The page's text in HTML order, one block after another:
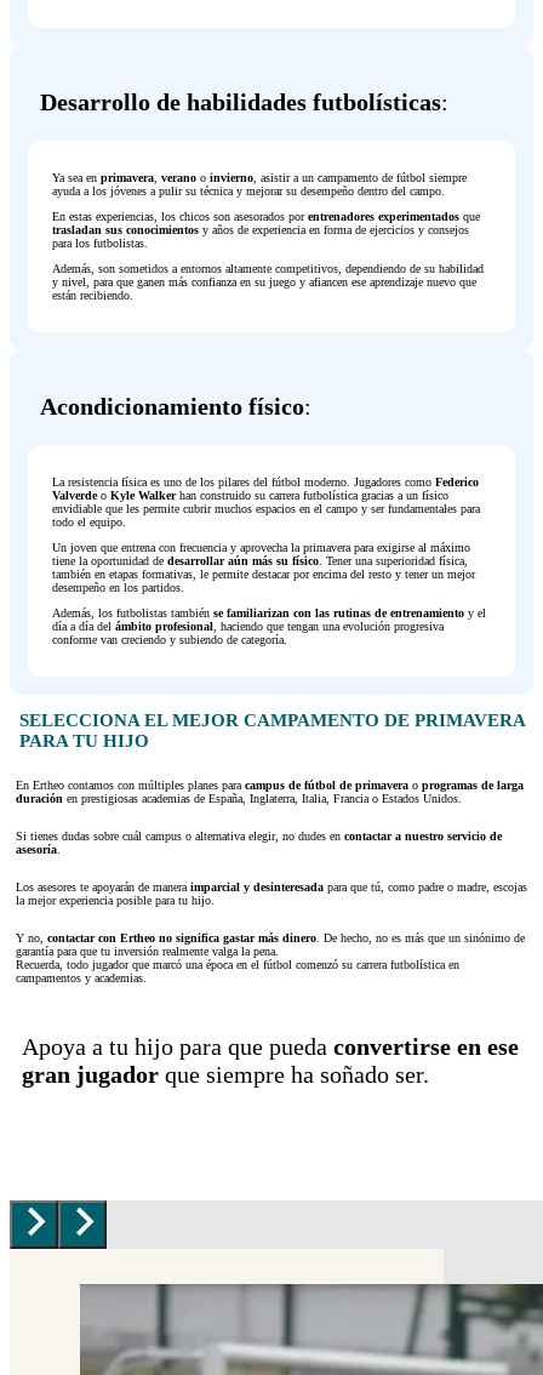
Desarrollo de habilidades futbolísticas:
Ya sea en primavera, verano o invierno, asistir a un campamento de fútbol siempre
ayuda a los jóvenes a pulir su técnica y mejorar su desempeño dentro del campo.
En estas experiencias, los chicos son asesorados porentrenadores experimentados que
trasladan sus conocimientos y años de experiencia en forma de ejercicios y consejos
para los futbolistas.
Además, son sometidos a entornos altamente competitivos, dependiendo de su habilidad
y nivel, para que ganen más confianza en su juego y afiancen ese aprendizaje nuevo que
están recibiendo.
Acondicionamiento físico:
La resistencia física es uno de los pilares del fútbol moderno. Jugadores como Federico
Valverdeo Kyle Walkerhan construido su carrera futbolística gracias a un físico
envidiable que les permite cubrir muchos espacios en el campo y ser fundamentales para
todo el equipo.
Un joven que entrena con frecuencia y aprovecha la primavera para exigirse al máximo
tiene la oportunidad de desarrollar aún más su físico. Tener una superioridad física,
también en etapas formativas, le permite destacar por encima del resto y tener un mejor
desempeño en los partidos.
Además, los futbolistas también se familiarizan con las rutinas de entrenamiento y el
día a día del ámbito profesional, haciendo que tengan una evolución progresiva
conforme van creciendo y subiendo de categoría.
SELECCIONA EL MEJOR CAMPAMENTO DE PRIMAVERA
PARA TU HIJO
En Ertheo contamos con múltiples planes paracampus de fútbol de primavera o programas de larga
duración en prestigiosas academias de España, Inglaterra, Italia, Francia o Estados Unidos.
Si tienes dudas sobre cuál campus o alternativa elegir, no dudes en contactar a nuestro servicio de
asesoría.
Los asesores te apoyarán de maneraimparcial y desinteresada para que tú, como padre o madre, escojas
la mejor experiencia posible para tu hijo.
Y no, contactar con Ertheo no significa gastar más dinero. De hecho, no es más que un sinónimo de
garantía para que tu inversión realmente valga la pena.
Recuerda, todo jugador que marcó una época en el fútbol comenzó su carrera futbolística en
campamentos y academias.
Apoya a tu hijo para que pueda convertirse en ese
gran jugador que siempre ha soñado ser.